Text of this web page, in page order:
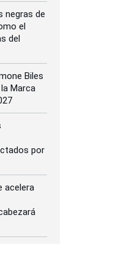
negras de
el
del
Biles
Marca
por
acelera